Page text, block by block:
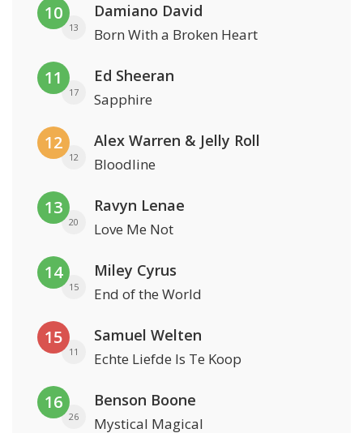
10
13
Damiano David
Born With a Broken Heart
11
17
Ed Sheeran
Sapphire
12
12
Alex Warren & Jelly Roll
Bloodline
13
20
Ravyn Lenae
Love Me Not
14
15
Miley Cyrus
End of the World
15
11
Samuel Welten
Echte Liefde Is Te Koop
16
26
Benson Boone
Mystical Magical